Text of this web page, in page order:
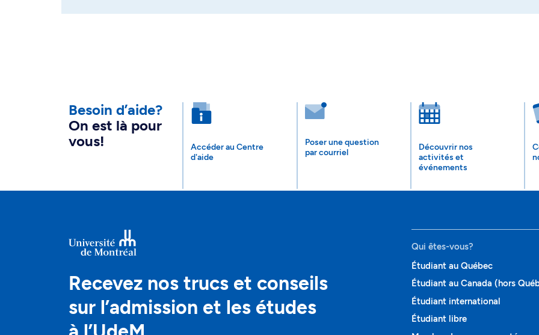
Besoin d’aide?
On est là pour
vous!
Accéder au Centre
d'aide
Poser une question
par courriel
Découvrir nos
activités et
événements
Recevez nos trucs et conseils
sur l’admission et les études
Qui êtes-vous?
Étudiant au Québec
Étudiant au Canada (hors
Étudiant international
Étudiant libre